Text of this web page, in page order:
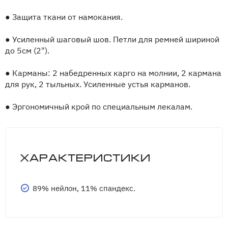
● Защита ткани от намокания.
● Усиленный шаговый шов. Петли для ремней шириной
до 5см (2").
● Карманы: 2 набедренных карго на молнии, 2 кармана
для рук, 2 тыльных. Усиленные устья карманов.
● Эргономичный крой по специальным лекалам.
Характеристики
89% нейлон, 11% спандекс.